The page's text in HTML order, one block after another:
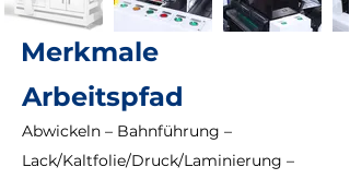
Merkmale
Arbeitspfad
Abwickeln – Bahnführung –
Lack/Kaltfolie/Druck/Laminierung –